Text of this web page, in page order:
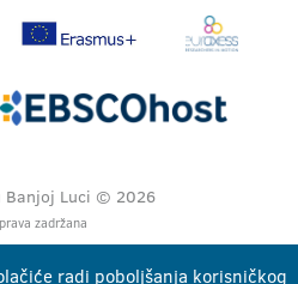
Banjoj Luci © 2026
zadržana
radi poboljšanja korisničkog